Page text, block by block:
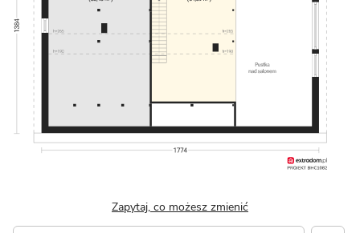
Zapytaj, co możesz zmienić